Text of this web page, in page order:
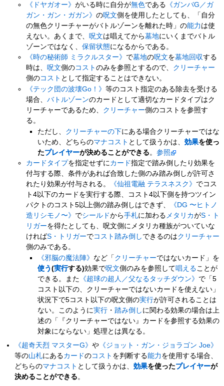
《ドヤガオー》がいる時に自分が無色である 《ガンバG／ガ
ガン・ガン・ガガン》の呪文側を使用したとしても、「自分
の無色クリーチャーがバトルゾーンを離れた時」の能力 は使
えない。あくまで、 呪文は唱えてから墓地にいくまでバトル
ゾーンではなく、保留状態になるからである。
《時の秘術師 ミラクルスター》 で墓地の呪文を墓地回収する
時は、呪文側のコストのみを参照とするので、 クリーチャー
側のコスト として指定することはできない。
《テック団の波壊Go！》等のコスト指定のある除去を受ける
場合、バトルゾーンのカードとして適切なカードタイプはク
リーチャーであるため、 クリーチャー側のコストを参照す
る。
ただし、 クリーチャーの下にある場合クリーチャーではな
いため、どちらのマナコスト として扱うかは、効果を使っ
たプレイヤーが決めることができる 。参照
カードタイプを指定せずにカード指定で踏み倒したり効果を
付与する際、条件があれば合致した側のみ踏み倒しが許可さ
れたり効果が付与される。
《仙祖電融 テラスネスク》 でコス
ト4以下のカードを実行する際、コスト4以下側を持つツイン
パクトのコスト5以上側の踏み倒しはできず、
《DG 〜ヒトノ
造リシモノ〜》 でシールドから手札に加わる メタリカがS・ト
リガーを得たとしても、呪文側にメタリカ種族がついていな
ければS・トリガーでコスト踏み倒し できるのはクリーチャー
側のみである。
《邪脳の魔法陣》 など「 クリーチャーではないカード」を
使う(実行する)効果で呪文側のみを参照して唱えることが
できる。また 《超球の超人／父なるタッチダウン》 で「5
コスト以下の、クリーチャーではないカードを使えない」
状況下で5コスト以下の呪文側の実行が許可されることは
ない。このように実行 ・ 踏み倒し に関わる効果の場合は上
述の「『クリーチャーではない』カードを参照する効果の
対象にならない」処理とは異なる。
《超奇天烈 マスターG》や 《ジョット・ガン・ジョラゴン Joe》
等の山札にあるカードのコスト を判断する能力 を使用する場合、
どちらのマナコスト として扱うかは、効果を使ったプレイヤーが
決めることができる 。